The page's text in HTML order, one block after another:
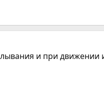
и при движении